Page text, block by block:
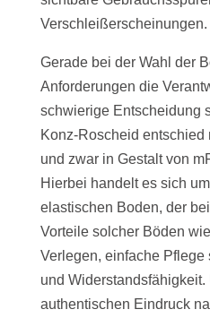
Verschleißerscheinungen.
Gerade bei der Wahl der
Anforderungen die
schwierige Entscheidung
Konz-Roscheid entschied
und zwar in Gestalt von
Hierbei handelt es sich
elastischen Boden, der
Vorteile solcher Böden
Verlegen, einfache
und
authentischen Eindruck